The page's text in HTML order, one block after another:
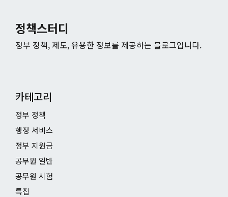
정책스터디
정부 정책, 제도, 유용한 정보를 제공하는 블로그입니다.
카테고리
정부 정책
행정 서비스
정부 지원금
공무원 일반
공무원 시험
특집